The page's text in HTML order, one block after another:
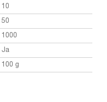
10
50
1000
Ja
100 g